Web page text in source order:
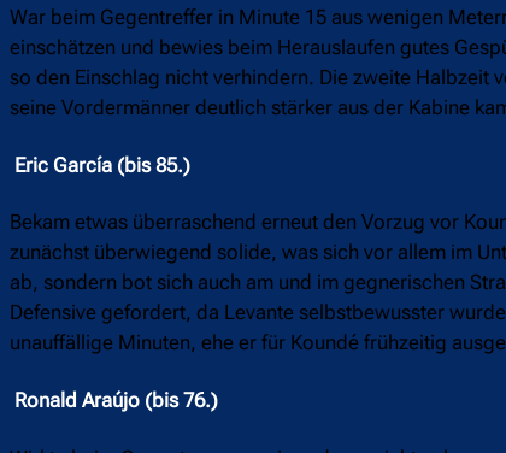
War beim Gegentreffer in Minute 15 aus wenigen
einschätzen und bewies beim Herauslaufen gutes
so den Einschlag nicht verhindern. Die zweite
seine Vordermänner deutlich stärker aus der Kabine
Eric García (bis 85.)
Bekam etwas überraschend erneut den Vorzug vor
zunächst überwiegend solide, was sich vor allem im
ab, sondern bot sich auch am und im gegnerischen
Defensive gefordert, da Levante selbstbewusster
unauffällige Minuten, ehe er für Koundé frühzeitig
Ronald Araújo (bis 76.)